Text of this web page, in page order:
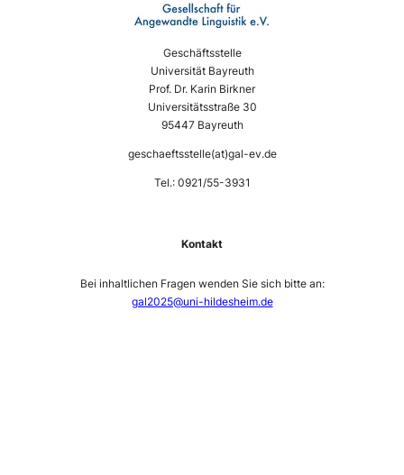
Geschäftsstelle
Universität Bayreuth
Prof. Dr. Karin Birkner
Universitätsstraße 30
95447 Bayreuth
geschaeftsstelle(at)gal-ev.de
Tel.: 0921/55-3931
Kontakt
Bei inhaltlichen Fragen wenden Sie sich bitte an:
gal2025@uni-hildesheim.de